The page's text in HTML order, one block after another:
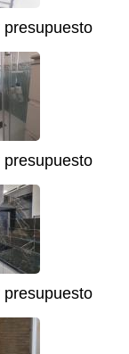
presupuesto
presupuesto
presupuesto